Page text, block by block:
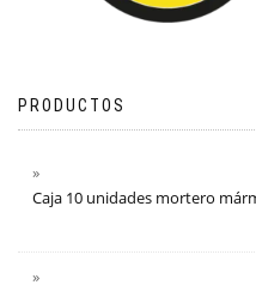
PRODUCTOS
Caja 10 unidades mortero